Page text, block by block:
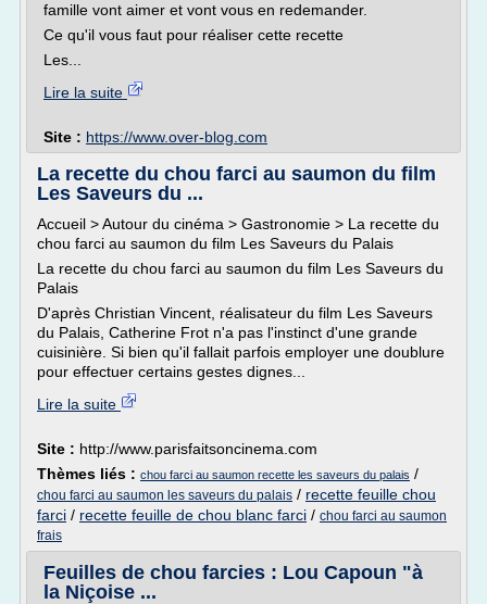
famille vont aimer et vont vous en redemander.
Ce qu'il vous faut pour réaliser cette recette
Les...
Lire la suite
Site : https://www.over-blog.com
La recette du chou farci au saumon du film
Les Saveurs du ...
Accueil > Autour du cinéma > Gastronomie > La recette du
chou farci au saumon du film Les Saveurs du Palais
La recette du chou farci au saumon du film Les Saveurs du
Palais
D'après Christian Vincent, réalisateur du film Les Saveurs
du Palais, Catherine Frot n'a pas l'instinct d'une grande
cuisinière. Si bien qu'il fallait parfois employer une doublure
pour effectuer certains gestes dignes...
Lire la suite
Site : http://www.parisfaitsoncinema.com
Thèmes liés : chou farci au saumon recette les saveurs du palais /
chou farci au saumon les saveurs du palais / recette feuille chou
farci / recette feuille de chou blanc farci / chou farci au saumon
frais
Feuilles de chou farcies : Lou Capoun "à
la Niçoise ...